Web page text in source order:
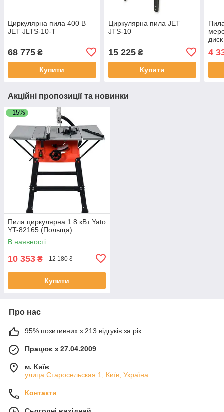
Циркулярна пила 400 В
JET JLTS-10-T
68 775 ₴
Купити
Циркулярна пила JET
JTS-10
15 225₴
Купити
мм
4
Акційні пропозиції та новинки
–15%
Пила циркулярна 1.8 кВт Yato
YT-82165 (Польща)
В наявності
10 353 ₴ 12 180 ₴
Купити
Про нас
95% позитивних з 213 відгуків за рік
Працює з 27.04.2009
м. Київ
улица Старосельская 1, Київ, Україна
Контакти